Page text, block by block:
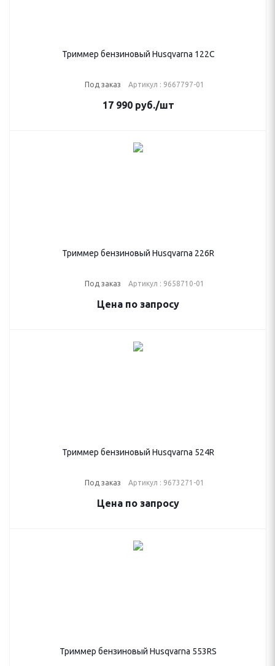
Триммер бензиновый Husqvarna 122C
Под заказ Артикул : 9667797-01
17 990руб./шт
Триммер бензиновый Husqvarna 226R
Под заказ Артикул : 9658710-01
Цена по запросу
Триммер бензиновый Husqvarna 524R
Под заказ Артикул : 9673271-01
Цена по запросу
Триммер бензиновый Husqvarna 553RS